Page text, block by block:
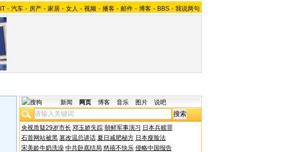
IT - 汽车 - 房产 - 家居 - 女人 - 视频 - 播客 - 邮件 - 博客 - BBS - 我说两句
新闻 网页 博客 音乐 图片 说吧
央视质疑29岁市长 邓玉娇失踪 朝鲜军事演习 日本兵赎罪
石首网站被黑 篡改温总讲话 夏日减肥秘方 日本瘦脸法
宋美龄牛奶洗澡 中共卧底结局 慈禧不快乐 侵略中国报告